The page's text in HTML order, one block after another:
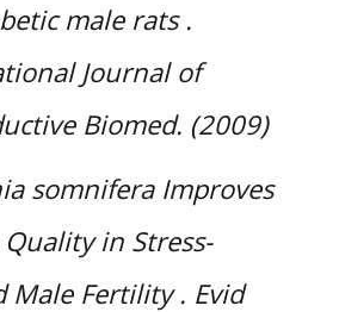
male rats .
Journal of
Biomed. (2009)
somnifera Improves
in Stress-
Male Fertility . Evid